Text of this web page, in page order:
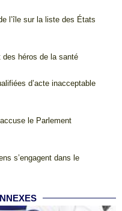
l’île sur la liste des États
héros de la santé
d’acte inacceptable
le Parlement
s’engagent dans le